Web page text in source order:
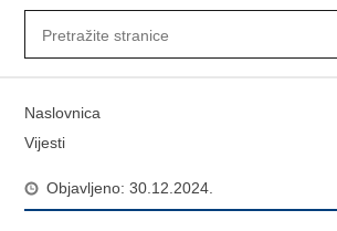
Naslovnica
Vijesti
Objavljeno: 30.12.2024.